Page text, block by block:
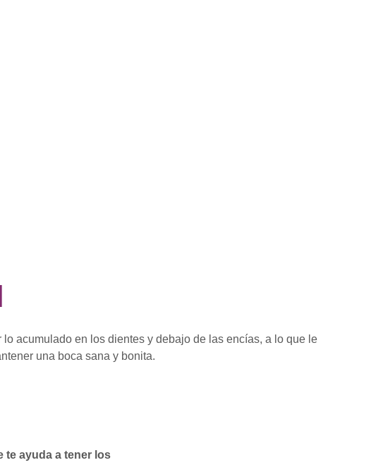
acumulado en los dientes y debajo de las encías, a lo que le
una boca sana y bonita.
te ayuda a tener los